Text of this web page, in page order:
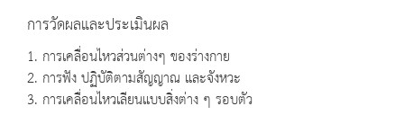
การวัดผลและประเมินผล
1. การเคลื่อนไหวส่วนต่างๆ ของร่างกาย
2. การฟัง ปฏิบัติตามสัญญาณ และจังหวะ
3. การเคลื่อนไหวเลียนแบบสิ่งต่าง ๆ รอบตัว